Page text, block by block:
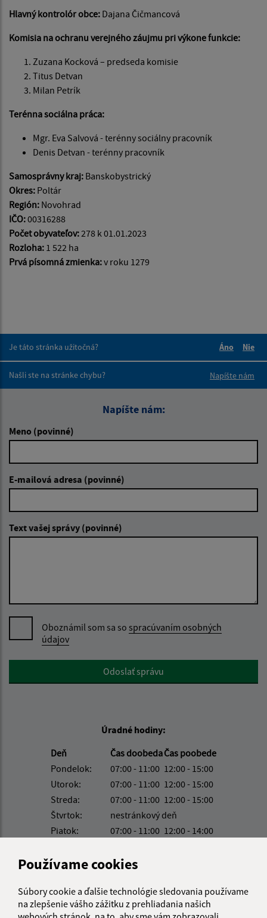
Používame cookies
Súbory cookie a ďalšie technológie sledovania používame
na zlepšenie vášho zážitku z prehliadania našich
Hlavný kontrolór obce: Dajana Čičmancová
Komisia na ochranu verejného záujmu pri výkone funkcie:
Zuzana Kocková – predseda komisie
Titus Detvan
Milan Petrík
Terénna sociálna práca:
Mgr. Eva Salvová - terénny sociálny pracovník
Denis Detvan - terénny pracovník
Samosprávny kraj: Banskobystrický
Okres: Poltár
Región: Novohrad
IČO:00316288
Počet obyvateľov: 278 k 01.01.2023
Rozloha: 1 522 ha
Prvá písomná zmienka:v roku 1279
Je táto stránka užitočná?
Áno
Nie
Našli ste na stránke chybu?
Napíšte nám
Napíšte nám:
Meno (povinné)
E-mailová adresa (povinné)
Text vašej správy (povinné)
Oboznámil som sa so spracúvaním osobných
údajov
Google reCaptcha ResponseOdoslať správu
Úradné hodiny:
Deň
Čas doobedaČas poobede
Pondelok:
07:00 - 11:00 12:00 - 15:00
Utorok:
07:00 - 11:00 12:00 - 15:00
Streda:
07:00 - 11:00 12:00 - 15:00
Štvrtok:
nestránkový deň
Piatok:
07:00 - 11:00 12:00 - 14:00
Kontakt:
Obecný úrad Ozdín